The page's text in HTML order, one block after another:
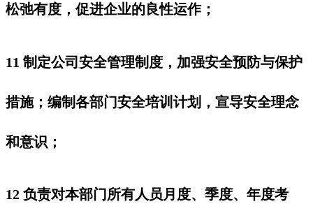
松弛有度，促进企业的良性运作；
11 制定公司安全管理制度，加强安全预防与保护
措施；编制各部门安全培训计划，宣导安全理念
和意识；
12 负责对本部门所有人员月度、季度、年度考